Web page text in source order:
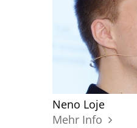
Neno Loje
Mehr Info